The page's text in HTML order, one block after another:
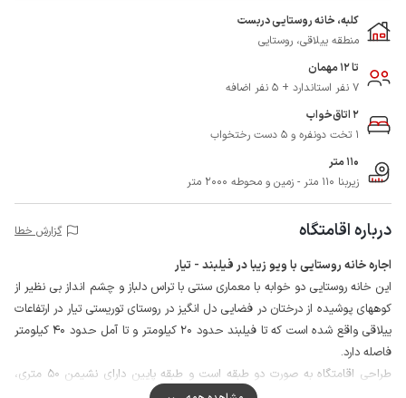
کلبه، خانه روستایی دربست
منطقه ییلاقی، روستایی
تا 12 مهمان
7 نفر استاندارد + 5 نفر اضافه
2 اتاق‌خواب
1 تخت دونفره و 5 دست رختخواب
110 متر
زیربنا 110 متر - زمین و محوطه 2000 متر
درباره اقامتگاه گزارش خطا
اجاره خانه روستایی با ویو زیبا در فیلبند - تیار
این خانه روستایی دو خوابه با معماری سنتی با تراس دلباز و چشم انداز بی نظیر از
کوههای پوشیده از درختان در فضایی دل انگیز در روستای توریستی تیار در ارتفاعات
ییلاقی واقع شده است که تا فیلبند حدود 20 کیلومتر و تا آمل حدود 40 کیلومتر
فاصله دارد.
طراحی اقامتگاه به صورت دو طبقه است و طبقه پایین دارای نشیمن 50 متری،